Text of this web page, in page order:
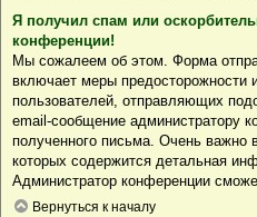
Я получил спам или
конференции!
Мы сожалеем об этом. Форма
включает меры предосторожности
пользователей, отправляющих
email-сообщение администратору
полученного письма. Очень важно
которых содержится детальная
Администратор конференции
Вернуться к началу